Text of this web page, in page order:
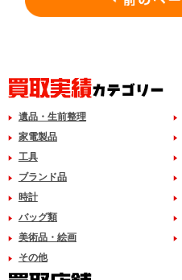
遺品・生前整理
家電製品
工具
ブランド品
時計
バッグ類
美術品・絵画
その他